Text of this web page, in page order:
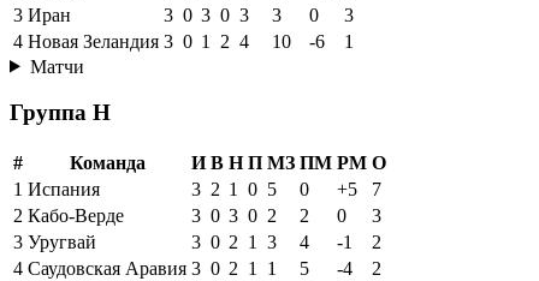
3 Иран 3 0 3 0 3 3 0
3
4 Новая Зеландия 3 0 1 2 4 10 -6
1
Матчи
Группа H
# Команда И В Н П МЗ ПМ РМ О
1 Испания 3 2 1 0 5 0 +5
7
2 Кабо-Верде 3 0 3 0 2 2 0
3
3 Уругвай 3 0 2 1 3 4 -1
2
4 Саудовская Аравия 3 0 2 1 1 5 -4
2